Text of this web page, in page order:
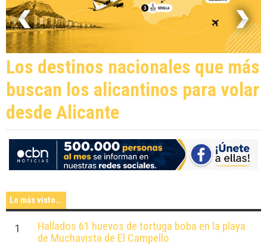
Los destinos nacionales que más
buscan los alicantinos para volar
desde Alicante
Lo más visto...
1
Hallados 61 huevos de tortuga boba en la playa
de Muchavista de El Campello